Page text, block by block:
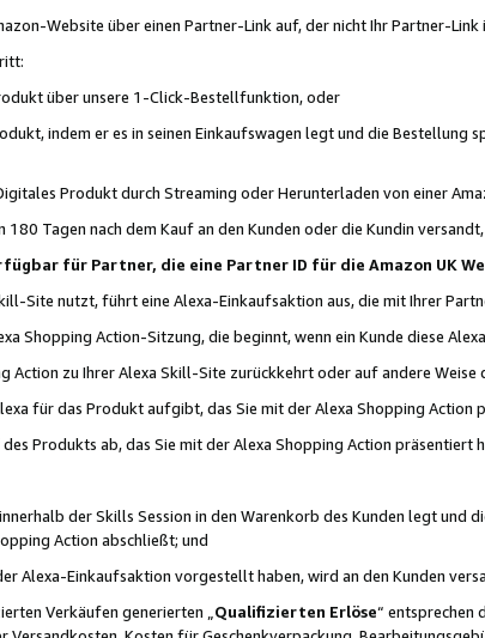
Website über einen Partner-Link auf, der nicht Ihr Partner-Link
über unsere 1-Click-Bestellfunktion, oder
indem er es in seinen Einkaufswagen legt und die Bestellung
Produkt durch Streaming oder Herunterladen von einer
Tagen nach dem Kauf an den Kunden oder die Kundin
für Partner, die eine Partner ID für die Amazon UK
Site nutzt, führt eine Alexa-Einkaufsaktion aus, die mit Ihrer
Shopping Action-Sitzung, die beginnt, wenn ein Kunde diese
Action zu Ihrer Alexa Skill-Site zurückkehrt oder auf andere Weise
für das Produkt aufgibt, das Sie mit der Alexa Shopping Action
Produkts ab, das Sie mit der Alexa Shopping Action präsentiert
der Skills Session in den Warenkorb des Kunden legt und
Action abschließt; und
Alexa-Einkaufsaktion vorgestellt haben, wird an den Kunden
Verkäufen generierten „ Qualifizierten Erlöse“ entsprechen